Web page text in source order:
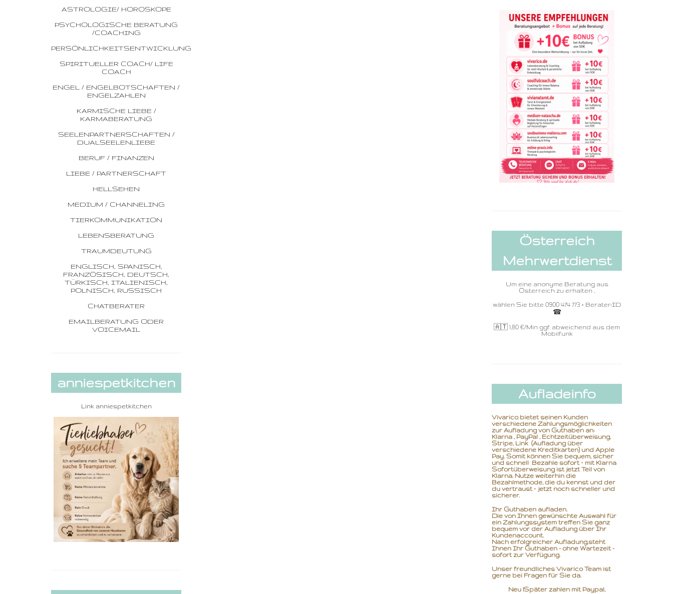
ASTROLOGIE/ HOROSKOPE
PSYCHOLOGISCHE BERATUNG
/COACHING
PERSÖNLICHKEITSENTWICKLUNG
SPIRITUELLER COACH/ LIFE
COACH
ENGEL / ENGELBOTSCHAFTEN /
ENGELZAHLEN
KARMISCHE LIEBE /
KARMABERATUNG
SEELENPARTNERSCHAFTEN /
DUALSEELENLIEBE
BERUF / FINANZEN
LIEBE / PARTNERSCHAFT
HELLSEHEN
MEDIUM / CHANNELING
TIERKOMMUNIKATION
LEBENSBERATUNG
TRAUMDEUTUNG
ENGLISCH, SPANISCH,
FRANZÖSISCH, DEUTSCH,
TÜRKISCH, ITALIENISCH,
POLNISCH, RUSSISCH
CHATBERATER
EMAILBERATUNG ODER
VOICEMAIL
anniespetkitchen
Link anniespetkitchen
Österreich
Mehrwertdienst
Um eine anonyme Beratung aus
Österreich zu erhalten ,
wählen Sie bitte 0900 474 773 + Berater-ID
☎ ️
🇦🇹 1,80 €/Min ggf. abweichend aus dem
Mobilfunk
Aufladeinfo
Vivarico bietet seinen Kunden
verschiedene Zahlungsmöglichkeiten
zur Aufladung von Guthaben an:
Klarna , PayPal , Echtzeitüberweisung,
Stripe, Link (Aufladung über
verschiedene Kreditkarten) und Apple
Pay. Somit können Sie bequem, sicher
und schnell Bezahle sofort – mit Klarna
Sofortüberweisung ist jetzt Teil von
Klarna. Nutze weiterhin die
Bezahlmethode, die du kennst und der
du vertraust – jetzt noch schneller und
sicherer.
Ihr Guthaben aufladen.
Die von Ihnen gewünschte Auswahl für
ein Zahlungssystem treffen Sie ganz
bequem vor der Aufladung über Ihr
Kundenaccount.
Nach erfolgreicher Aufladung,steht
Ihnen Ihr Guthaben - ohne Wartezeit -
sofort zur Verfügung.
Unser freundliches Vivarico Team ist
gerne bei Fragen für Sie da.
Neu !Später zahlen mit Paypal,